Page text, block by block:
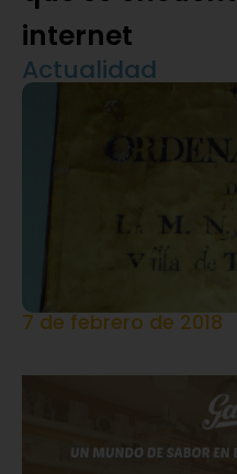
internet
Actualidad
7 de febrero de 2018